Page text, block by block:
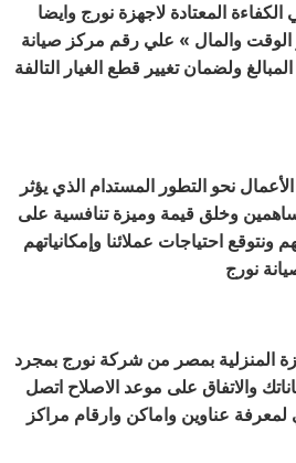
المعتادة لاجهزة نورج وايضا
الوقت والمال » علي رقم مركز صيانة
ولضمان تغيير قطع الغيار التالفة
نحو التطور المستدام الذي يؤثر
وخلق قيمة وميزة تنافسية على
احتياجات عملائنا وإمكانياتهم
المنزلية بمصر من شركة نورج بمجرد
والاتفاق على موعد الاصلاح اتصل
عناوين واماكن وارقام مراكز